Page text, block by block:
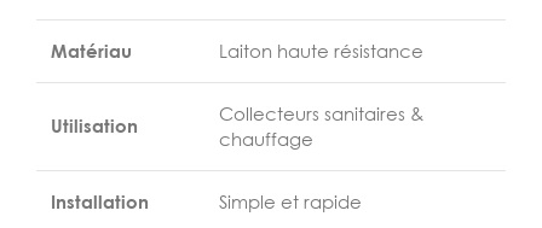
Matériau Laiton haute résistance
Utilisation
Collecteurs sanitaires &
chauffage
Installation Simple et rapide